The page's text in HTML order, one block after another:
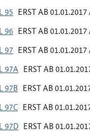
95 ERST AB
96 ERST AB
97 ERST AB
97A ERST AB
97B ERST AB
97C ERST AB
97D ERST AB